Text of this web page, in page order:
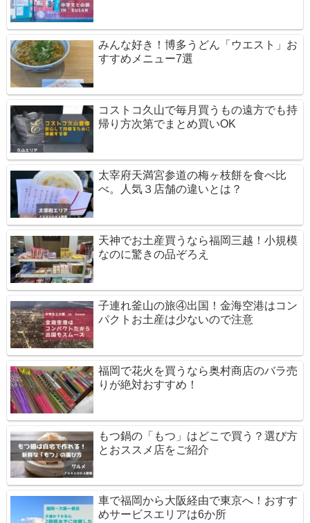
みんな好き！博多うどん「ウエスト」お
すすめメニュー7選
コストコ久山で毎月買うもの遠方でも持
帰り方次第でまとめ買いOK
太宰府天満宮参道の梅ヶ枝餅を食べ比
べ。人気３店舗の違いとは？
天神でお土産買うなら福岡三越！小規模
なのに驚きの品ぞろえ
子連れ釜山の旅④出国！金海空港はコン
パクトお土産は少ないので注意
福岡で花火を買うなら奥村商店のバラ売
りが絶対おすすめ！
もつ鍋の「もつ」はどこで買う？選び方
とおススメ店をご紹介
車で福岡から大阪経由で東京へ！おすす
めサービスエリアは6か所